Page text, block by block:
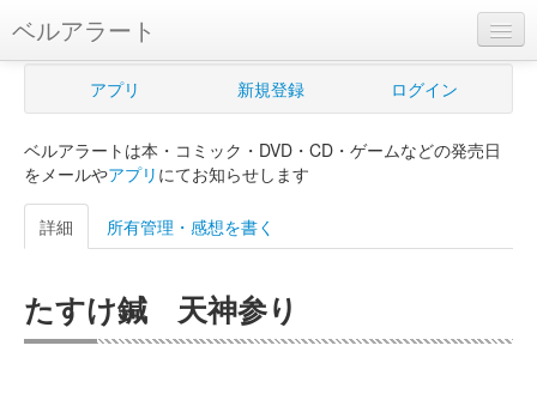
ベルアラート
ベルアラートとは
新規登録
ログイン
購入管理
アプリ 新規登録 ログイン
ベルアラートは本・コミック・DVD・CD・ゲームなどの発売日
をメールやアプリ にてお知らせします
詳細 所有管理・感想を書く
たすけ鍼 天神参り